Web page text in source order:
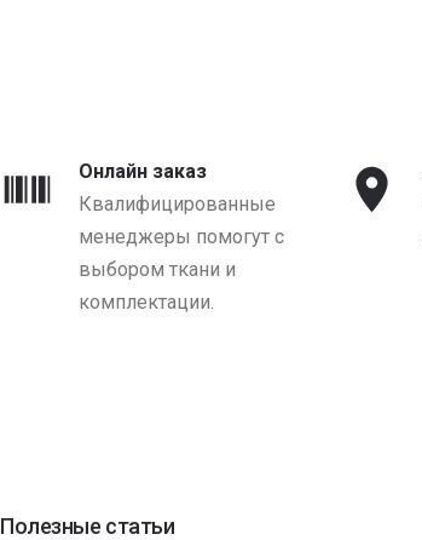
Онлайн заказ
Квалифицированные
менеджеры помогут с
выбором ткани и
комплектации.
Полезные статьи